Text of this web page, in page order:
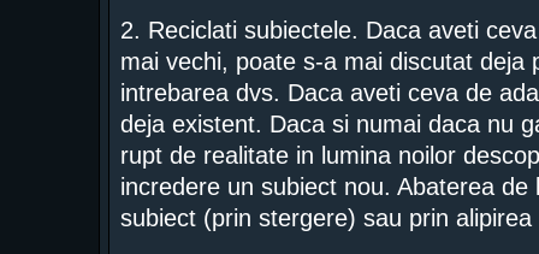
2. Reciclati subiectele. Daca aveti
mai vechi, poate s-a mai discutat
intrebarea dvs. Daca aveti ceva de
deja existent. Daca si numai daca nu
rupt de realitate in lumina noilor
incredere un subiect nou. Abaterea
subiect (prin stergere) sau prin